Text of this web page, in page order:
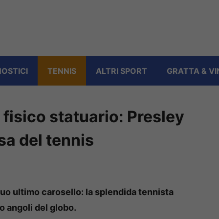
TENNIS ALTRI SPORT GRATTA &
statuario: Presley
del tennis
ultimo carosello: la splendida tennista
angoli del globo.